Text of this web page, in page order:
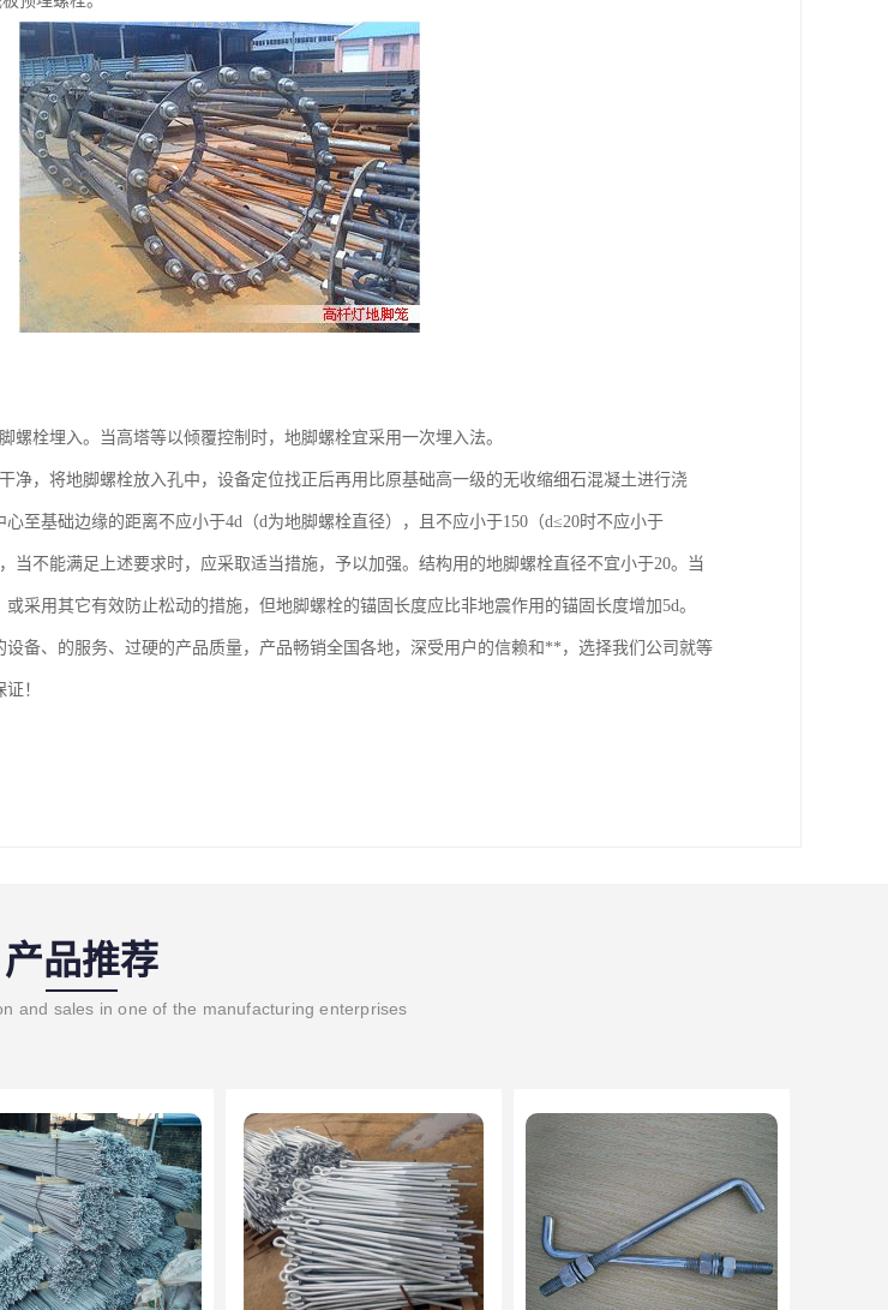
螺栓埋入。当高塔等以倾覆控制时，地脚螺栓宜采用一次埋入法。
净，将地脚螺栓放入孔中，设备定位找正后再用比原基础高一级的无收缩细石混凝土进行浇
至基础边缘的距离不应小于4d（d为地脚螺栓直径），且不应小于150（d≤20时不应小于
当不能满足上述要求时，应采取适当措施，予以加强。结构用的地脚螺栓直径不宜小于20。当
采用其它有效防止松动的措施，但地脚螺栓的锚固长度应比非地震作用的锚固长度增加5d。
备、的服务、过硬的产品质量，产品畅销全国各地，深受用户的信赖和**，选择我们公司就等
！
产品推荐
and sales in one of the manufacturing enterprises